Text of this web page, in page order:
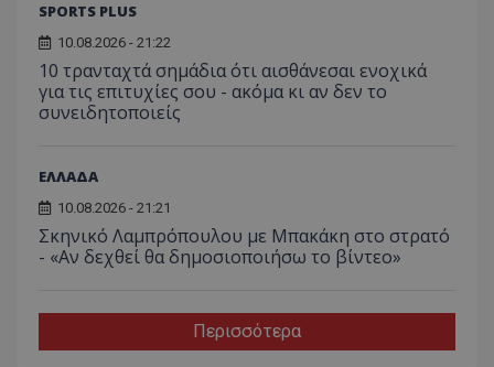
SPORTS PLUS
10.08.2026 - 21:22
10 τρανταχτά σημάδια ότι αισθάνεσαι ενοχικά
για τις επιτυχίες σου - ακόμα κι αν δεν το
συνειδητοποιείς
ΕΛΛΑΔΑ
10.08.2026 - 21:21
Σκηνικό Λαμπρόπουλου με Μπακάκη στο στρατό
- «Αν δεχθεί θα δημοσιοποιήσω το βίντεο»
Περισσότερα